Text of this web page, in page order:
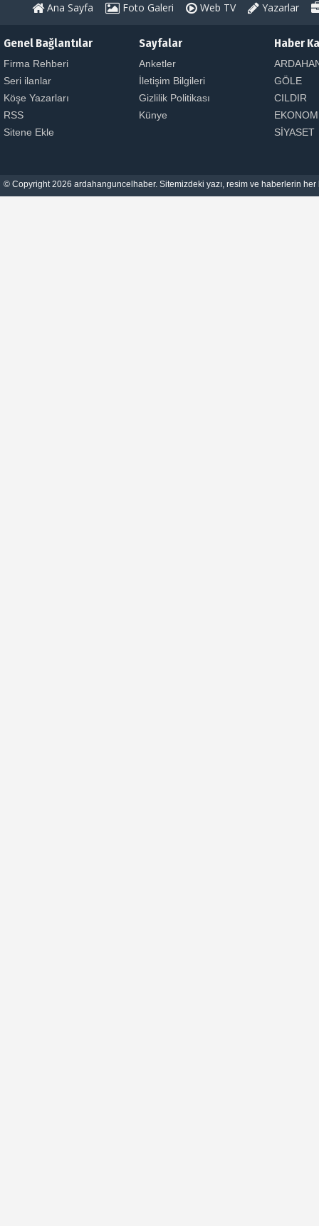
Ana Sayfa Foto Galeri Web TV Yazarlar
Genel Bağlantılar
Firma Rehberi
Seri ilanlar
Köşe Yazarları
RSS
Sitene Ekle
Sayfalar
Anketler
İletişim Bilgileri
Gizlilik Politikası
Künye
Haber
GÖLE
CILDIR
SİYASET
© Copyright 2026 ardahanguncelhaber. Sitemizdeki yazı, resim ve haberlerin her